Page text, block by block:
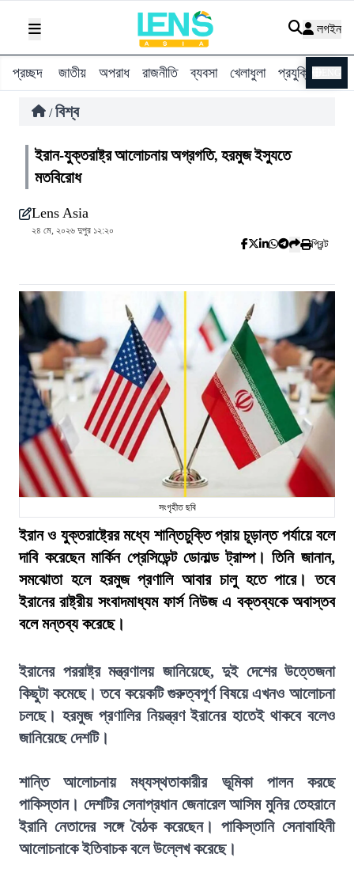
লগইন
প্রচ্ছদ জাতীয় অপরাধ রাজনীতি ব্যবসা খেলাধুলা প্রযুক্তি
/ বিশ্ব
ইরান-যুক্তরাষ্ট্র আলোচনায় অগ্রগতি, হরমুজ ইস্যুতে
মতবিরোধ
Lens Asia
২৪ মে, ২০২৬ দুপুর ১২:২০
প্রিন্ট
সংগৃহীত ছবি
ইরান ও যুক্তরাষ্ট্রের মধ্যে শান্তিচুক্তি প্রায় চূড়ান্ত পর্যায়ে বলে
দাবি করেছেন মার্কিন প্রেসিডেন্ট ডোনাল্ড ট্রাম্প। তিনি জানান,
সমঝোতা হলে হরমুজ প্রণালি আবার চালু হতে পারে। তবে
ইরানের রাষ্ট্রীয় সংবাদমাধ্যম ফার্স নিউজ এ বক্তব্যকে অবাস্তব
বলে মন্তব্য করেছে।
ইরানের পররাষ্ট্র মন্ত্রণালয় জানিয়েছে, দুই দেশের উত্তেজনা
কিছুটা কমেছে। তবে কয়েকটি গুরুত্বপূর্ণ বিষয়ে এখনও আলোচনা
চলছে। হরমুজ প্রণালির নিয়ন্ত্রণ ইরানের হাতেই থাকবে বলেও
জানিয়েছে দেশটি।
শান্তি আলোচনায় মধ্যস্থতাকারীর ভূমিকা পালন করছে
পাকিস্তান। দেশটির সেনাপ্রধান জেনারেল আসিম মুনির তেহরানে
ইরানি নেতাদের সঙ্গে বৈঠক করেছেন। পাকিস্তানি সেনাবাহিনী
আলোচনাকে ইতিবাচক বলে উল্লেখ করেছে।